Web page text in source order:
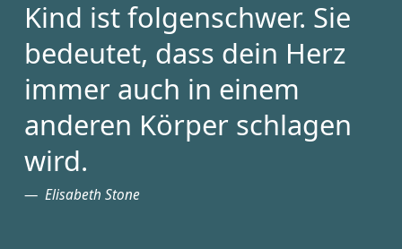
Kind ist folgenschwer. Sie
bedeutet, dass dein Herz
immer auch in einem
anderen Körper schlagen
wird.
Elisabeth Stone